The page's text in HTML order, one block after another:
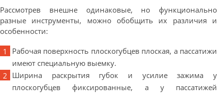
Рассмотрев внешне одинаковые, но функционально
разные инструменты, можно обобщить их различия и
особенности:
Рабочая поверхность плоскогубцев плоская, а пассатижи
имеют специальную выемку.
Ширина раскрытия губок и усилие зажима у
плоскогубцев фиксированные, а у пассатижей